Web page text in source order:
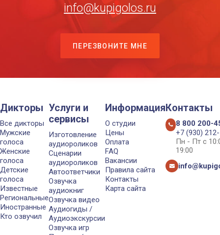
info@kupigolos.ru
ПЕРЕЗВОНИТЕ МНЕ
Дикторы
Все дикторы
Мужские
голоса
Женские
голоса
Детские
голоса
Известные
Региональные
Иностранные
Кто озвучил
Услуги и
сервисы
Изготовление
аудиороликов
Сценарии
аудиороликов
Автоответчики
Озвучка
аудиокниг
Озвучка видео
Аудиогиды /
Аудиоэкскурсии
Озвучка игр
Информация
О студии
Цены
Оплата
FAQ
Вакансии
Правила сайта
Контакты
Карта сайта
Контакты
8 800 200-
+7 (930)
Пн - Пт с
19:00